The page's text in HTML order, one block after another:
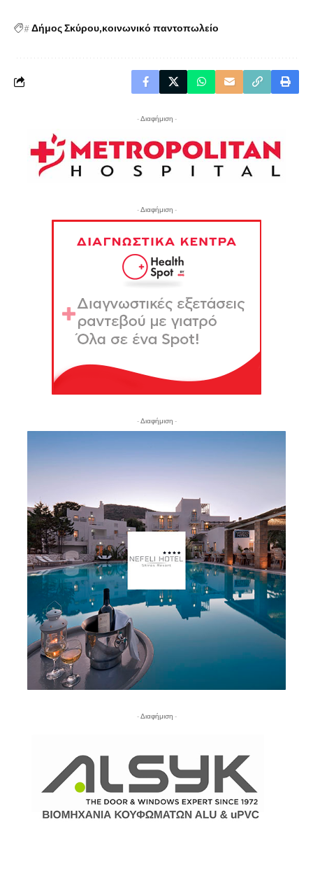
#Δήμος Σκύρου κοινωνικό παντοπωλείο
- Διαφήμιση -
- Διαφήμιση -
- Διαφήμιση -
- Διαφήμιση -